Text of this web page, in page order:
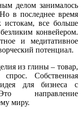
делом занималось
в последнее время
истокам, все больше
конвейером.
и медитативное
потенциал.
из глины – товар,
Собственная
для бизнеса с
направление
миру.